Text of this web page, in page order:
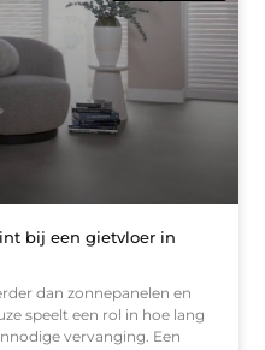
bij een gietvloer in
dan zonnepanelen en
speelt een rol in hoe lang
vervanging. Een